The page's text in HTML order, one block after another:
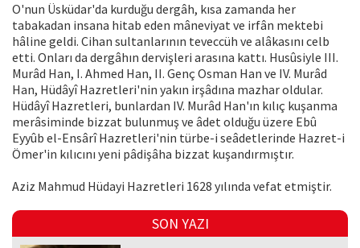
O'nun Üsküdar'da kurduğu dergâh, kısa zamanda her
tabakadan insana hitab eden mâneviyat ve irfân mektebi
hâline geldi. Cihan sultanlarının teveccüh ve alâkasını celb
etti. Onları da dergâhın dervişleri arasına kattı. Husûsiyle III.
Murâd Han, I. Ahmed Han, II. Genç Osman Han ve IV. Murâd
Han, Hüdâyî Hazretleri'nin yakın irşâdına mazhar oldular.
Hüdâyî Hazretleri, bunlardan IV. Murâd Han'ın kılıç kuşanma
merâsiminde bizzat bulunmuş ve âdet olduğu üzere Ebû
Eyyûb el-Ensârî Hazretleri'nin türbe-i seâdetlerinde Hazret-i
Ömer'in kılıcını yeni pâdişâha bizzat kuşandırmıştır.
Aziz Mahmud Hüdayi Hazretleri 1628 yılında vefat etmiştir.
SON YAZI